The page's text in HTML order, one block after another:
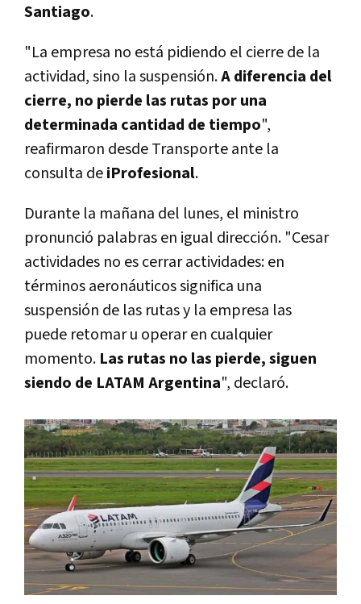
Santiago.
"La empresa no está pidiendo el cierre de la
actividad, sino la suspensión.A diferencia del
cierre, no pierde las rutas por una
determinada cantidad de tiempo",
reafirmaron desde Transporte ante la
consulta deiProfesional.
Durante la mañana del lunes, el ministro
pronunció palabras en igual dirección. "Cesar
actividades no es cerrar actividades: en
términos aeronáuticos significa una
suspensión de las rutas y la empresa las
puede retomar u operar en cualquier
momento. Las rutas no las pierde, siguen
siendo de LATAM Argentina", declaró.